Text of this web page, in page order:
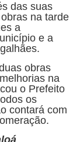
das suas
na tarde
a
e a
obras
na
o Prefeito
os
contará com